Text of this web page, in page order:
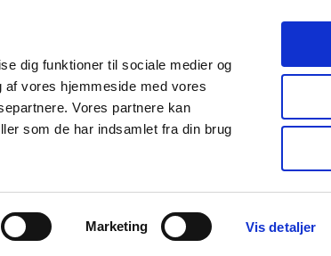
dig funktioner til sociale medier og
vores hjemmeside med vores
Vores partnere kan
som de har indsamlet fra din brug
Marketing Vis detaljer
Om os Kontakt Udgivelser
og salg af
Medicinsk
Særlige